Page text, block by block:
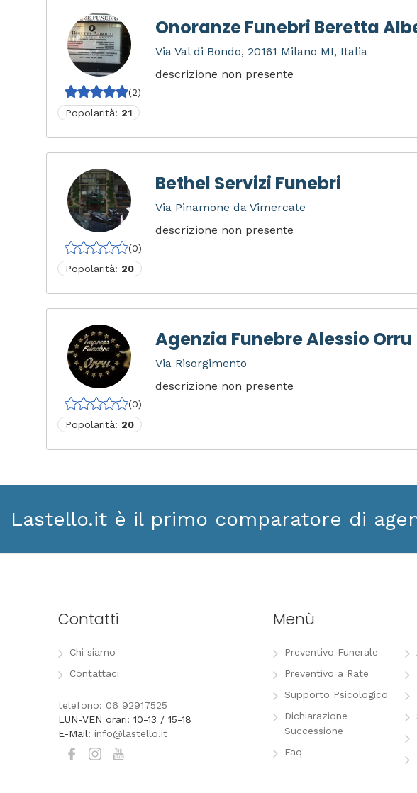
(2)
Popolarità: 21
Onoranze Funebri Beretta
Via Val di Bondo, 20161 Milano MI, Italia
descrizione non presente
(0)
Popolarità: 20
Bethel Servizi Funebri
Via Pinamone da Vimercate
descrizione non presente
(0)
Popolarità: 20
Agenzia Funebre Alessio Orru
Via Risorgimento
descrizione non presente
Lastello.it è il primo comparatore di
Contatti
Chi siamo
Contattaci
telefono: 06 92917525
LUN-VEN orari: 10-13 / 15-18
E-Mail: info@lastello.it
Menù
Preventivo Funerale
Preventivo a Rate
Supporto Psicologico
Dichiarazione
Successione
Faq